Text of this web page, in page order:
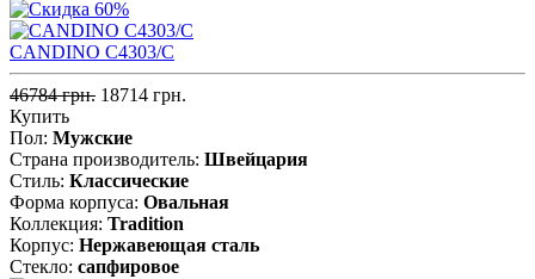
CANDINO C4303/C
46784 грн. 18714 грн.
Купить
Пол: Мужские
Страна производитель: Швейцария
Стиль: Классические
Форма корпуса: Овальная
Коллекция: Tradition
Корпус: Нержавеющая cталь
Стекло: сапфировое